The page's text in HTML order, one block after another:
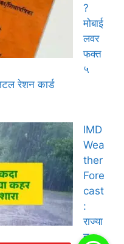
?
मोबाई
लवर
फक्त
५
रेशन कार्ड
IMD
Wea
ther
Fore
cast
:
राज्या
त